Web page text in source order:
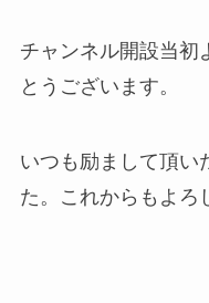
チャンネル開設当初
とうございます。
いつも励まして頂い
た。これからもよろ